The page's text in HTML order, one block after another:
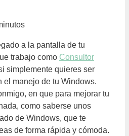
a la pantalla de tu
trabajo como Consultor
simplemente quieres ser
el manejo de tu Windows.
en que para mejorar tu
como saberse unos
de Windows, que te
de forma rápida y cómoda.